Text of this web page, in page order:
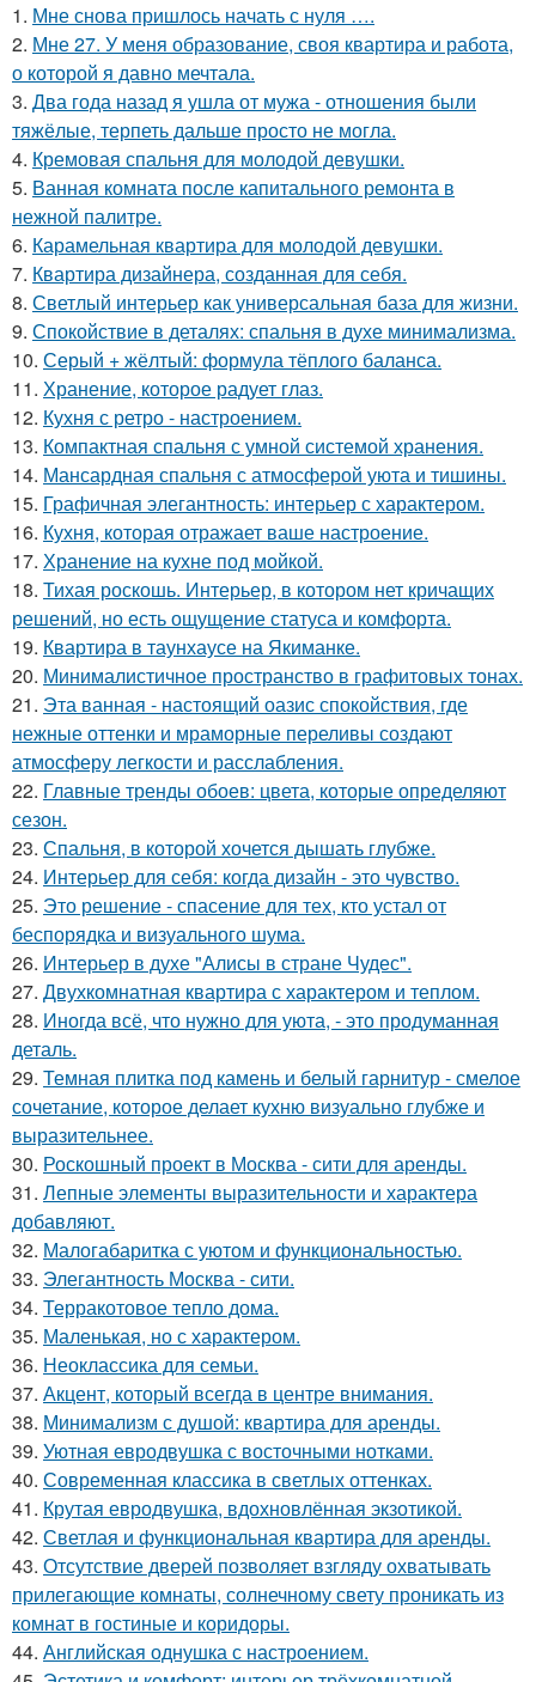
1. Мне снова пришлось начать с нуля ….
2. Мне 27. У меня образование, своя квартира и работа,
о которой я давно мечтала.
3. Два года назад я ушла от мужа - отношения были
тяжёлые, терпеть дальше просто не могла.
4. Кремовая спальня для молодой девушки.
5. Ванная комната после капитального ремонта в
нежной палитре.
6. Карамельная квартира для молодой девушки.
7. Квартира дизайнера, созданная для себя.
8. Светлый интерьер как универсальная база для жизни.
9. Спокойствие в деталях: спальня в духе минимализма.
10. Серый + жёлтый: формула тёплого баланса.
11. Хранение, которое радует глаз.
12. Кухня с ретро - настроением.
13. Компактная спальня с умной системой хранения.
14. Мансардная спальня с атмосферой уюта и тишины.
15. Графичная элегантность: интерьер с характером.
16. Кухня, которая отражает ваше настроение.
17. Хранение на кухне под мойкой.
18. Тихая роскошь. Интерьер, в котором нет кричащих
решений, но есть ощущение статуса и комфорта.
19. Квартира в таунхаусе на Якиманке.
20. Минималистичное пространство в графитовых тонах.
21. Эта ванная - настоящий оазис спокойствия, где
нежные оттенки и мраморные переливы создают
атмосферу легкости и расслабления.
22. Главные тренды обоев: цвета, которые определяют
сезон.
23. Спальня, в которой хочется дышать глубже.
24. Интерьер для себя: когда дизайн - это чувство.
25. Это решение - спасение для тех, кто устал от
беспорядка и визуального шума.
26. Интерьер в духе "Алисы в стране Чудес".
27. Двухкомнатная квартира с характером и теплом.
28. Иногда всё, что нужно для уюта, - это продуманная
деталь.
29. Темная плитка под камень и белый гарнитур - смелое
сочетание, которое делает кухню визуально глубже и
выразительнее.
30. Роскошный проект в Москва - сити для аренды.
31. Лепные элементы выразительности и характера
добавляют.
32. Малогабаритка с уютом и функциональностью.
33. Элегантность Москва - сити.
34. Терракотовое тепло дома.
35. Маленькая, но с характером.
36. Неоклассика для семьи.
37. Акцент, который всегда в центре внимания.
38. Минимализм с душой: квартира для аренды.
39. Уютная евродвушка с восточными нотками.
40. Современная классика в светлых оттенках.
41. Крутая евродвушка, вдохновлённая экзотикой.
42. Светлая и функциональная квартира для аренды.
43. Отсутствие дверей позволяет взгляду охватывать
прилегающие комнаты, солнечному свету проникать из
комнат в гостиные и коридоры.
44. Английская однушка с настроением.